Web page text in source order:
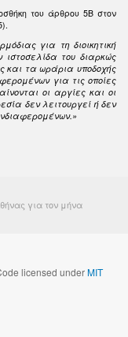
του άρθρου 5Β στον
για τη διοικητική
ιστοσελίδα του διαρκώς
και τα ωράρια υποδοχής
για τις οποίες
οι αργίες και οι
δεν λειτουργεί ή δεν
για τον μήνα
licensed underMIT